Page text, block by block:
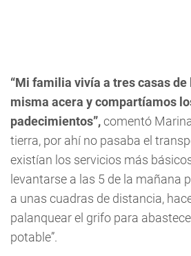
“Mi familia vivía a tres casas de
misma acera y compartíamos
padecimientos”,comentó
tierra, por ahí no pasaba el
existían los servicios más
levantarse a las 5 de la mañana
a unas cuadras de distancia,
palanquear el grifo para
potable”.